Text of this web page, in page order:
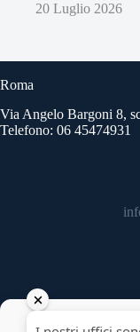
20 Luglio 2026
Roma
Via Angelo Bargoni 8,
Telefono: 06 45474931